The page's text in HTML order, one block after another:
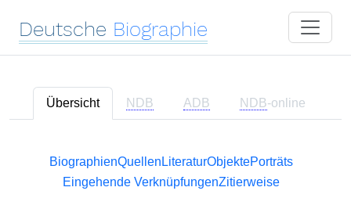
Deutsche Biographie
Übersicht NDB ADB NDB-online
BiographienQuellen LiteraturObjektePorträts
Eingehende VerknüpfungenZitierweise